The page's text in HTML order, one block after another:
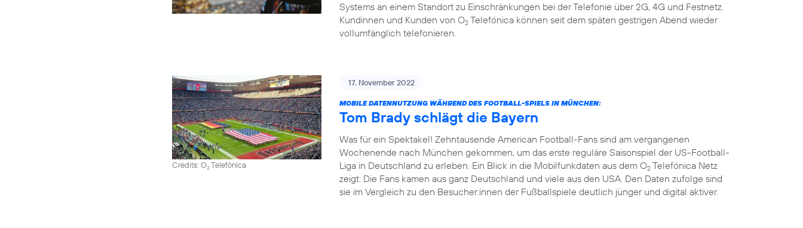
Systems an einem Standort zu Einschränkungen bei der Telefonie über 2G, 4G und Festnetz.
Kundinnen und Kunden von O2 Telefónica können seit dem späten gestrigen Abend wieder
vollumfänglich telefonieren.
Credits: O2Telefónica
17. November 2022
MOBILE DATENNUTZUNG WÄHREND DES FOOTBALL-SPIELS IN MÜNCHEN:
Tom Brady schlägt die Bayern
Was für ein Spektakel! Zehntausende American Football-Fans sind am vergangenen
Wochenende nach München gekommen, um das erste reguläre Saisonspiel der US-Football-
Liga in Deutschland zu erleben. Ein Blick in die Mobilfunkdaten aus dem O2 Telefónica Netz
zeigt: Die Fans kamen aus ganz Deutschland und viele aus den USA. Den Daten zufolge sind
sie im Vergleich zu den Besucher:innen der Fußballspiele deutlich jünger und digital aktiver.